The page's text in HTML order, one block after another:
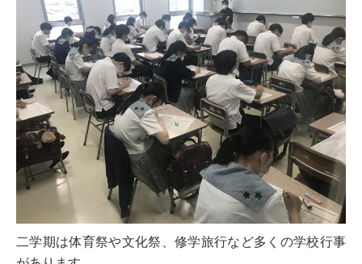
二学期は体育祭や文化祭、修学旅行など多くの学校行事